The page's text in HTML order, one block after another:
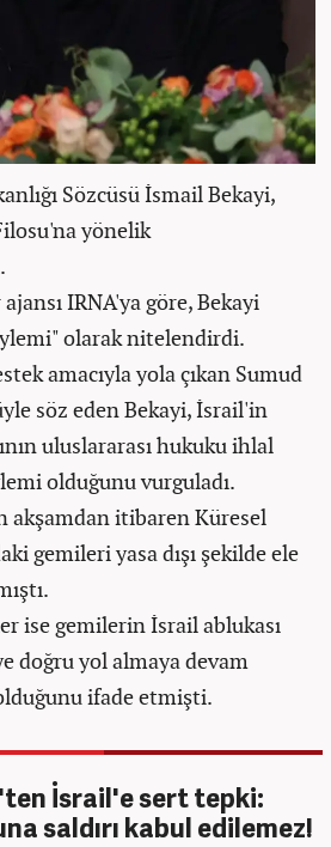
Sözcüsü İsmail Bekayi,
yönelik
IRNA'ya göre, Bekayi
olarak nitelendirdi.
amacıyla yola çıkan Sumud
söz eden Bekayi, İsrail'in
uluslararası hukuku ihlal
olduğunu vurguladı.
akşamdan itibaren Küresel
gemileri yasa dışı şekilde ele
ise gemilerin İsrail ablukası
doğru yol almaya devam
ifade etmişti.
İsrail'e sert tepki:
saldırı kabul edilemez!